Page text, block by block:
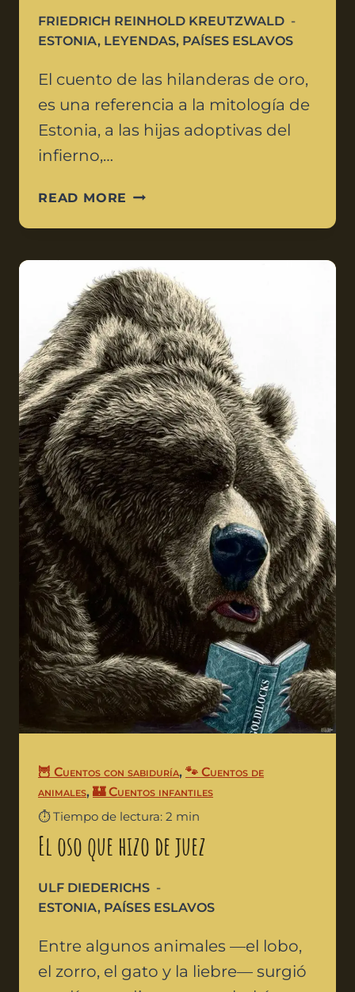
FRIEDRICH REINHOLD KREUTZWALD
ESTONIA, LEYENDAS, PAÍSES ESLAVOS
El cuento de las hilanderas de oro,
es una referencia a la mitología de
Estonia, a las hijas adoptivas del
infierno,…
READ MORE
🦉 Cuentos con sabiduría, 🐾 Cuentos de
animales, 🏰 Cuentos infantiles
⏱️ Tiempo de lectura: 2 min
El oso que hizo de juez
ULF DIEDERICHS
ESTONIA, PAÍSES ESLAVOS
Entre algunos animales —el lobo,
el zorro, el gato y la liebre— surgió